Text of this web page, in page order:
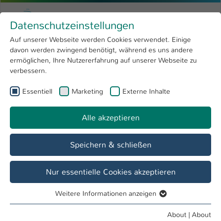
Menu
Research 4
Open submenu
University
International
Skip to main content
University of Applied Sciences
You are here:
Student Life Cycle
Referat Student Life Cycle
Overview Vor dem Studium Im Studium
Veranstaltungen des Referats Student Life
01 May - 31 May
Datenschutzeinstellungen
Auf unserer Webseite werden Cookies verwendet. Einige
davon werden zwingend benötigt, während es uns andere
ermöglichen, Ihre Nutzererfahrung auf unserer Webseite zu
verbessern.
Essentiell Marketing Externe Inhalte
Alle akzeptieren
Speichern & schließen
Nur essentielle Cookies akzeptieren
Essentielle Cookies werden für grundlegende Funktionen
Weitere Informationen anzeigen
About | About